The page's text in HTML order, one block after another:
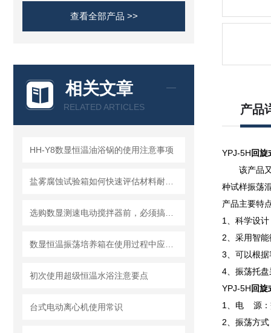
查看全部产品 >>
相关文章
RELATED ARTICLES
HH-Y8数显恒温油浴锅的使用注意事项
初次使用超级恒温水浴注意要点
台式电动离心机使用常识
产品
YPJ-5H回旋
该产品
种试样振荡
产品主要特
1、科学设
2、采用智
3、可以根
4、振荡托
YPJ-5H回旋
1、电 源：
2、振荡方